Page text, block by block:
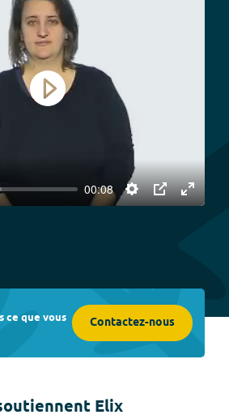
00:08
Settings
PIP
Enter
Play
ce que vous Contactez-nous
Elix